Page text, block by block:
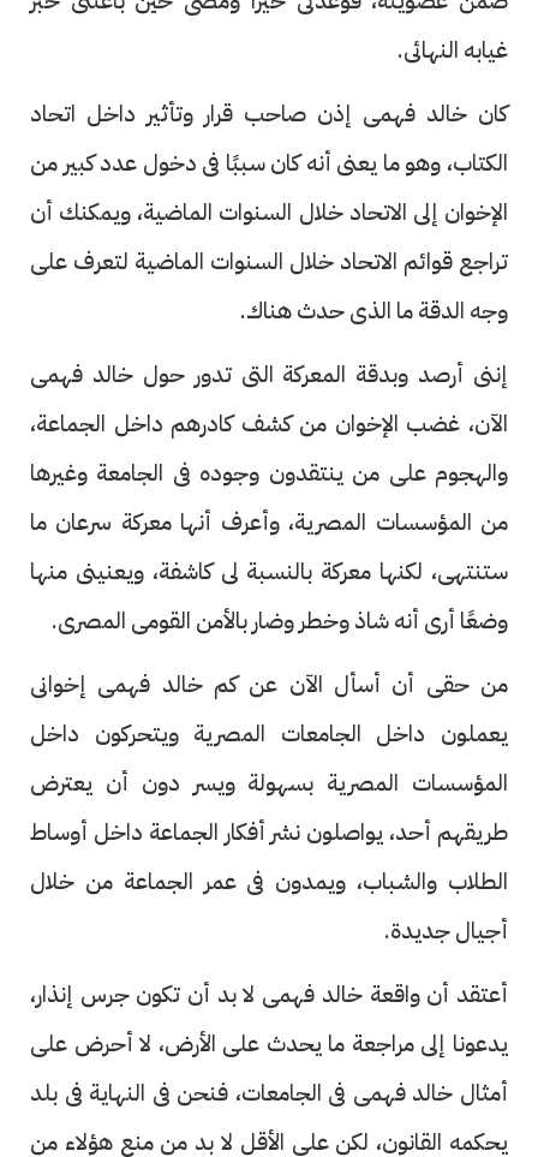
غيابه النهائى.
كان خالد فهمى إذن صاحب قرار وتأثير داخل اتحاد
الكتاب، وهو ما يعنى أنه كان سببًا فى دخول عدد كبير من
الإخوان إلى الاتحاد خلال السنوات الماضية، ويمكنك أن
تراجع قوائم الاتحاد خلال السنوات الماضية لتعرف على
وجه الدقة ما الذى حدث هناك.
إننى أرصد وبدقة المعركة التى تدور حول خالد فهمى
الآن، غضب الإخوان من كشف كادرهم داخل الجماعة،
والهجوم على من ينتقدون وجوده فى الجامعة وغيرها
من المؤسسات المصرية، وأعرف أنها معركة سرعان ما
ستنتهى، لكنها معركة بالنسبة لى كاشفة، ويعنينى منها
وضعًا أرى أنه شاذ وخطر وضار بالأمن القومى المصرى.
من حقى أن أسأل الآن عن كم خالد فهمى إخوانى
يعملون داخل الجامعات المصرية ويتحركون داخل
المؤسسات المصرية بسهولة ويسر دون أن يعترض
طريقهم أحد، يواصلون نشر أفكار الجماعة داخل أوساط
الطلاب والشباب، ويمدون فى عمر الجماعة من خلال
أجيال جديدة.
أعتقد أن واقعة خالد فهمى لا بد أن تكون جرس إنذار،
يدعونا إلى مراجعة ما يحدث على الأرض، لا أحرض على
أمثال خالد فهمى فى الجامعات، فنحن فى النهاية فى بلد
يحكمه القانون، لكن على الأقل لا بد من منع هؤلاء من